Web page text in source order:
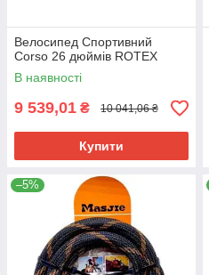
Велосипед Спортивний
Corso 26 дюймів ROTEX
В наявності
9 539,01 ₴ 10 041,06 ₴
Купити
–5%